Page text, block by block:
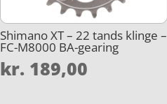
Shimano XT – 22 tands klinge –
FC-M8000 BA-gearing
kr. 189,00